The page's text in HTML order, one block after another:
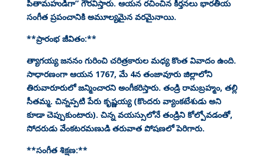
పితామహుడిగా” గౌరవిస్తారు. ఆయన రచించిన కీర్తనలు భారతీయ
సంగీత ప్రపంచానికి అమూల్యమైన వరమైనాయి.
**ప్రారంభ జీవితం:**
త్యాగయ్య జననం గురించి చరిత్రకారుల మధ్య కొంత వివాదం ఉంది.
సాధారణంగా ఆయన 1767, మే 4న తంజావూరు జిల్లాలోని
తిరువారూరులో జన్మించారని అంగీకరిస్తారు. తండ్రి రామబ్రహ్మం, తల్లి
సీతమ్మ. చిన్నప్పటి పేరు కృష్ణయ్య (కొందరు వ్యాంకటేశుడు అని
కూడా చెప్పుకుంటారు). చిన్న వయస్సులోనే తండ్రిని కోల్పోవడంతో,
సోదరుడు వేంకటరమణుడి తరువాత పోషణలో పెరిగారు.
**సంగీత శిక్షణ:**